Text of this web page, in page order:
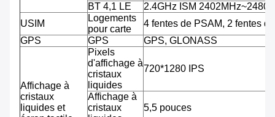
BT 4,1 LE
2.4GHz ISM
USIM
Logements
pour carte
4 fentes de PSAM, 2 fentes
GPS
GPS GPS, GLONASS
Affichage à
cristaux
liquides et
Pixels
d'affichage à
cristaux
liquides
720*1280 IPS
Affichage à
cristaux
5,5 pouces